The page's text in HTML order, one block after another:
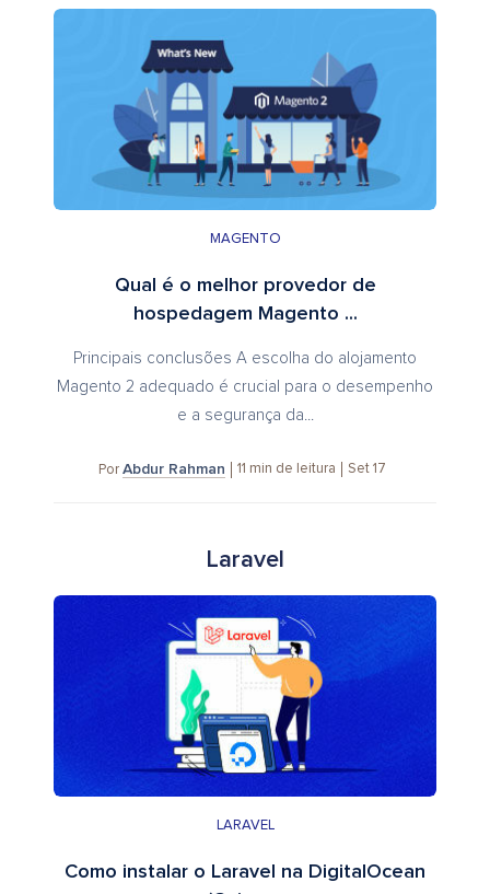
MAGENTO
Qual é o melhor provedor de
hospedagem Magento ...
Principais conclusões A escolha do alojamento
Magento 2 adequado é crucial para o desempenho
e a segurança da...
Por Abdur Rahman 11 min de leitura Set 17
Laravel
LARAVEL
Como instalar o Laravel na DigitalOcean